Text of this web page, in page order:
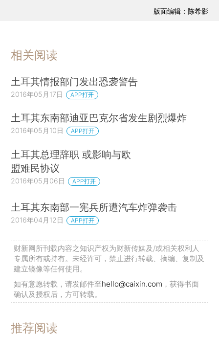
版面编辑：陈希影
相关阅读
土耳其情报部门发出恐袭警告
2016年05月17日 APP打开
土耳其东南部迪亚巴克尔省发生剧烈爆炸
2016年05月10日 APP打开
土耳其总理辞职 或影响与欧
盟难民协议
2016年05月06日 APP打开
土耳其东南部一宪兵所遭汽车炸弹袭击
2016年04月12日 APP打开
财新网所刊载内容之知识产权为财新传媒及/或相关权利人
专属所有或持有。未经许可，禁止进行转载、摘编、复制及
建立镜像等任何使用。
如有意愿转载，请发邮件至hello@caixin.com ，获得书面
确认及授权后，方可转载。
推荐阅读